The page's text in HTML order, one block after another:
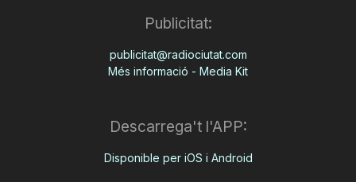
Publicitat:
publicitat@radiociutat.com
Més informació - Media Kit
Descarrega't l'APP:
Disponible per iOS i Android